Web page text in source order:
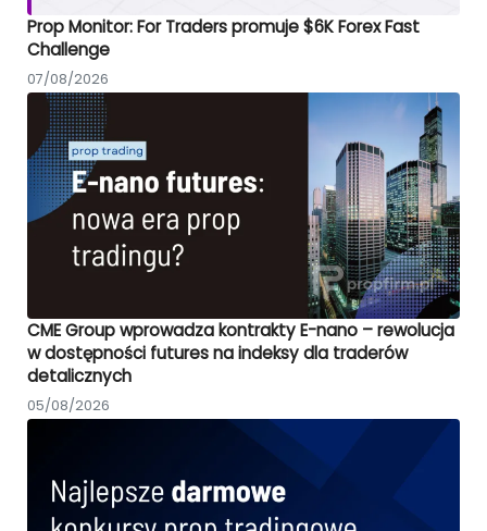
Prop Monitor: For Traders promuje $6K Forex Fast
Challenge
07/08/2026
CME Group wprowadza kontrakty E-nano – rewolucja
w dostępności futures na indeksy dla traderów
detalicznych
05/08/2026